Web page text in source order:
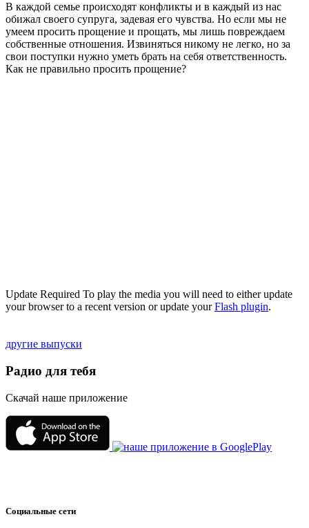
В каждой семье происходят конфликты и в каждый из нас
обижал своего супруга, задевая его чувства. Но если мы не
умеем просить прощение и прощать, мы лишь повреждаем
собственные отношения. Извиняться никому не легко, но за
свои поступки нужно уметь брать на себя ответственность.
Как не правильно просить прощение?
Update Required To play the media you will need to either update
your browser to a recent version or update yourFlash plugin.
другие выпуски
Радио для тебя
Скачай наше приложение
Социальные сети